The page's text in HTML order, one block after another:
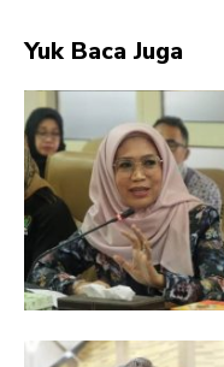
Yuk Baca Juga